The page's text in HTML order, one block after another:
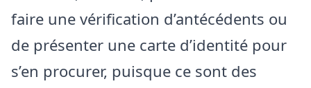
faire une vérification d’antécédents ou
de présenter une carte d’identité pour
s’en procurer, puisque ce sont des